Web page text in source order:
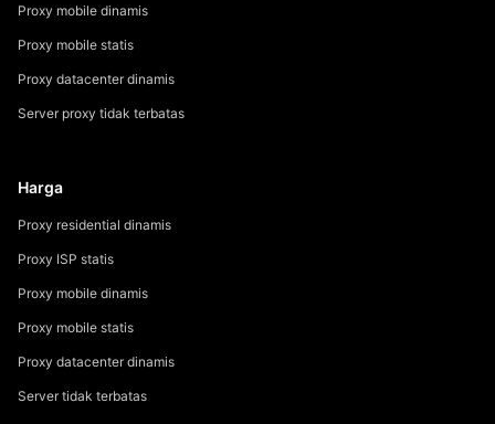
Proxy mobile dinamis
Proxy mobile statis
Proxy datacenter dinamis
Server proxy tidak terbatas
Harga
Proxy residential dinamis
Proxy ISP statis
Proxy mobile dinamis
Proxy mobile statis
Proxy datacenter dinamis
Server tidak terbatas